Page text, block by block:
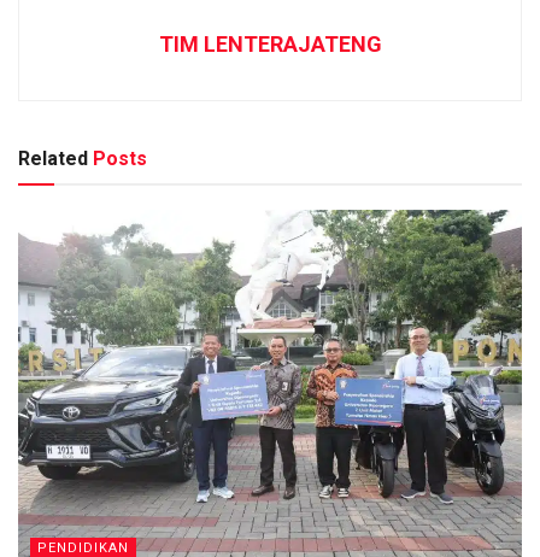
TIM LENTERAJATENG
Related Posts
PENDIDIKAN